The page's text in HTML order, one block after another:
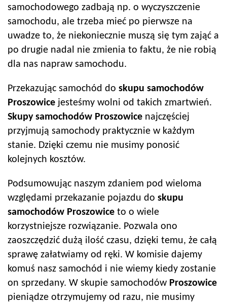
samochodowego zadbają np. o wyczyszczenie
samochodu, ale trzeba mieć po pierwsze na
uwadze to, że niekoniecznie muszą się tym zająć a
po drugie nadal nie zmienia to faktu, że nie robią
dla nas napraw samochodu.
Przekazując samochód do skupu samochodów
Proszowice jesteśmy wolni od takich zmartwień.
Skupy samochodów Proszowice najczęściej
przyjmują samochody praktycznie w każdym
stanie. Dzięki czemu nie musimy ponosić
kolejnych kosztów.
Podsumowując naszym zdaniem pod wieloma
względami przekazanie pojazdu do skupu
samochodów Proszowice to o wiele
korzystniejsze rozwiązanie. Pozwala ono
zaoszczędzić dużą ilość czasu, dzięki temu, że całą
sprawę załatwiamy od ręki. W komisie dajemy
komuś nasz samochód i nie wiemy kiedy zostanie
on sprzedany. W skupie samochodów Proszowice
pieniądze otrzymujemy od razu, nie musimy